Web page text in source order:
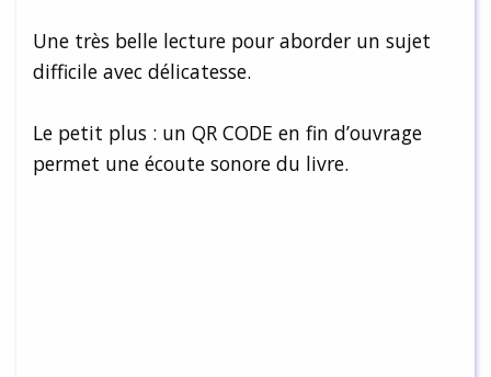
Une très belle lecture pour aborder un sujet
difficile avec délicatesse.
Le petit plus : un QR CODE en fin d’ouvrage
permet une écoute sonore du livre.